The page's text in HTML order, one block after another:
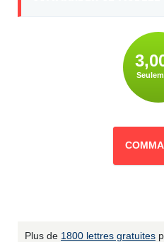
Plus de 1800 lettres gratuites